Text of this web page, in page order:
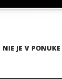
JE V PONUKE